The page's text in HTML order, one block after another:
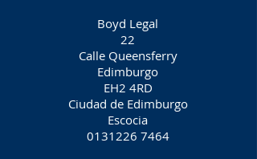
Boyd Legal
22
Calle Queensferry
Edimburgo
EH2 4RD
Ciudad de Edimburgo
Escocia
0131226 7464